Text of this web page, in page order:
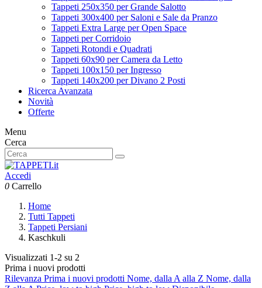
Tappeti 250x350 per Grande Salotto
Tappeti 300x400 per Saloni e Sale da Pranzo
Tappeti Extra Large per Open Space
Tappeti per Corridoio
Tappeti Rotondi e Quadrati
Tappeti 60x90 per Camera da Letto
Tappeti 100x150 per Ingresso
Tappeti 140x200 per Divano 2 Posti
Ricerca Avanzata
Novità
Offerte
Menu
Cerca
Accedi
0 Carrello
Home
Tutti Tappeti
Tappeti Persiani
Kaschkuli
Visualizzati 1-2 su 2
Prima i nuovi prodotti
Rilevanza Prima i nuovi prodotti Nome, dalla A alla Z Nome, dalla